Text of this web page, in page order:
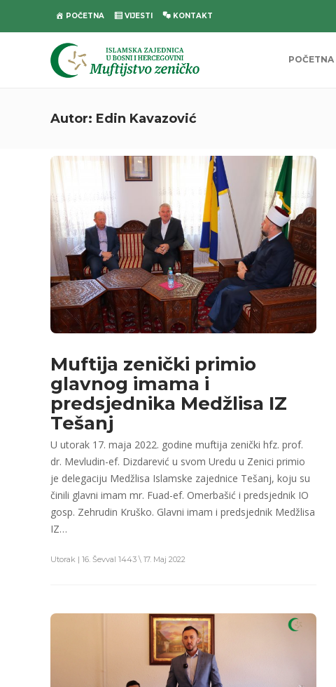
POČETNA VIJESTI KONTAKT
POČETNA
Autor: Edin Kavazović
Muftija zenički primio
glavnog imama i
predsjednika Medžlisa IZ
Tešanj
U utorak 17. maja 2022. godine muftija zenički hfz. prof.
dr. Mevludin-ef. Dizdarević u svom Uredu u Zenici primio
je delegaciju Medžlisa Islamske zajednice Tešanj, koju su
činili glavni imam mr. Fuad-ef. Omerbašić i predsjednik IO
gosp. Zehrudin Kruško. Glavni imam i predsjednik Medžlisa
IZ…
Utorak | 16. Ševval 1443 \ 17. Maj 2022